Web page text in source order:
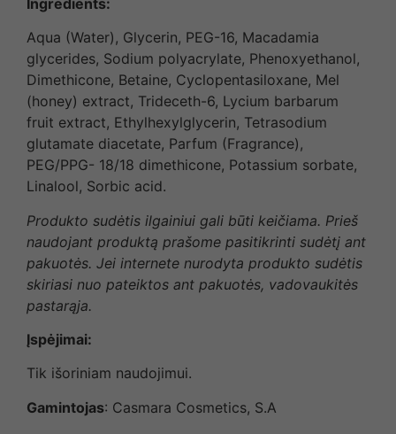
Aqua (Water), Glycerin, PEG-16, Macadamia
glycerides, Sodium polyacrylate, Phenoxyethanol,
Dimethicone, Betaine, Cyclopentasiloxane, Mel
(honey) extract, Trideceth-6, Lycium barbarum
fruit extract, Ethylhexylglycerin, Tetrasodium
glutamate diacetate, Parfum (Fragrance),
PEG/PPG- 18/18 dimethicone, Potassium sorbate,
Linalool, Sorbic acid.
Produkto sudėtis ilgainiui gali būti keičiama. Prieš
naudojant produktą prašome pasitikrinti sudėtį ant
pakuotės. Jei internete nurodyta produkto sudėtis
skiriasi nuo pateiktos ant pakuotės, vadovaukitės
pastarąja.
Įspėjimai:
Tik išoriniam naudojimui.
Gamintojas: Casmara Cosmetics, S.A